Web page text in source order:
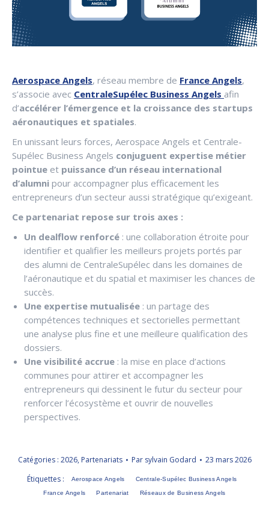
Aerospace Angels, réseau membre de France Angels,
s’associe avec CentraleSupélec Business Angels afin
d’accélérer l’émergence et la croissance des startups
aéronautiques et spatiales.
En unissant leurs forces, Aerospace Angels et Centrale-
Supélec Business Angels conjuguent expertise métier
pointue et puissance d’un réseau international
d’alumni pour accompagner plus efficacement les
entrepreneurs d’un secteur aussi stratégique qu’exigeant.
Ce partenariat repose sur trois axes :
Un dealflow renforcé : une collaboration étroite pour
identifier et qualifier les meilleurs projets portés par
des alumni de CentraleSupélec dans les domaines de
l’aéronautique et du spatial et maximiser les chances de
succès.
Une expertise mutualisée : un partage des
compétences techniques et sectorielles permettant
une analyse plus fine et une meilleure qualification des
dossiers.
Une visibilité accrue : la mise en place d’actions
communes pour attirer et accompagner les
entrepreneurs qui dessinent le futur du secteur pour
renforcer l’écosystème et ouvrir de nouvelles
perspectives.
Catégories : 2026, Partenariats Par sylvain Godard
23 mars 2026
Étiquettes :
Aerospace Angels Centrale-Supélec Business Angels
France Angels Partenariat Réseaux de Business Angels